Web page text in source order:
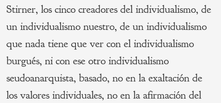
Stirner, los cinco creadores del individualismo, de
un individualismo nuestro, de un individualismo
que nada tiene que ver con el individualismo
burgués, ni con ese otro individualismo
seudoanarquista, basado, no en la exaltación de
los valores individuales, no en la afirmación del